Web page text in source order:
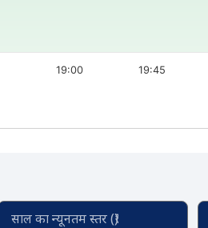
19:00 19:45
साल का न्यूनतम स्तर (₹)